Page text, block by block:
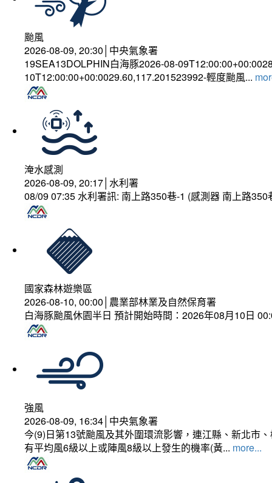
颱風
2026-08-09, 20:30│中央氣象署
19SEA13DOLPHIN白海豚2026-08-
10T12:00:00+00:0029.60,117.201523992-輕度颱風...
淹水感測
2026-08-09, 20:17│水利署
08/09 07:35 水利署訊: 南上路350巷-1 (感測器 南上路
國家森林遊樂區
2026-08-10, 00:00│農業部林業及自然保育署
白海豚颱風休園半日 預計開始時間：2026年08月10日
強風
2026-08-09, 16:34│中央氣象署
今(9)日第13號颱風及其外圍環流影響，連江縣、新北市
有平均風6級以上或陣風8級以上發生的機率(黃... more...